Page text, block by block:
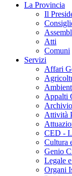
La Provincia
Il
Atti
Comuni
Servizi
Affari
Appalti
Attività
CED -
Cultura
Genio
Legale
Organi